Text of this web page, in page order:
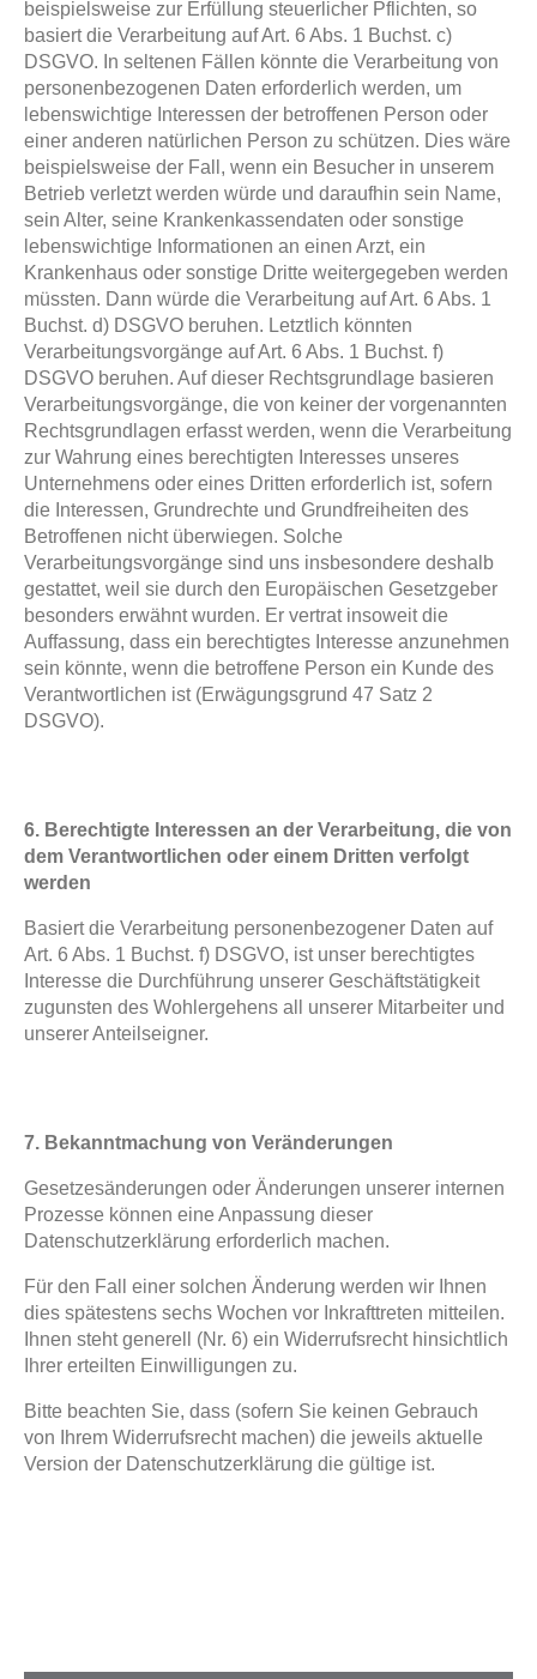
beispielsweise zur Erfüllung steuerlicher Pflichten, so
basiert die Verarbeitung auf Art. 6 Abs. 1 Buchst. c)
DSGVO. In seltenen Fällen könnte die Verarbeitung von
personenbezogenen Daten erforderlich werden, um
lebenswichtige Interessen der betroffenen Person oder
einer anderen natürlichen Person zu schützen. Dies wäre
beispielsweise der Fall, wenn ein Besucher in unserem
Betrieb verletzt werden würde und daraufhin sein Name,
sein Alter, seine Krankenkassendaten oder sonstige
lebenswichtige Informationen an einen Arzt, ein
Krankenhaus oder sonstige Dritte weitergegeben werden
müssten. Dann würde die Verarbeitung auf Art. 6 Abs. 1
Buchst. d) DSGVO beruhen. Letztlich könnten
Verarbeitungsvorgänge auf Art. 6 Abs. 1 Buchst. f)
DSGVO beruhen. Auf dieser Rechtsgrundlage basieren
Verarbeitungsvorgänge, die von keiner der vorgenannten
Rechtsgrundlagen erfasst werden, wenn die Verarbeitung
zur Wahrung eines berechtigten Interesses unseres
Unternehmens oder eines Dritten erforderlich ist, sofern
die Interessen, Grundrechte und Grundfreiheiten des
Betroffenen nicht überwiegen. Solche
Verarbeitungsvorgänge sind uns insbesondere deshalb
gestattet, weil sie durch den Europäischen Gesetzgeber
besonders erwähnt wurden. Er vertrat insoweit die
Auffassung, dass ein berechtigtes Interesse anzunehmen
sein könnte, wenn die betroffene Person ein Kunde des
Verantwortlichen ist (Erwägungsgrund 47 Satz 2
DSGVO).
6. Berechtigte Interessen an der Verarbeitung, die von
dem Verantwortlichen oder einem Dritten verfolgt
werden
Basiert die Verarbeitung personenbezogener Daten auf
Art. 6 Abs. 1 Buchst. f) DSGVO, ist unser berechtigtes
Interesse die Durchführung unserer Geschäftstätigkeit
zugunsten des Wohlergehens all unserer Mitarbeiter und
unserer Anteilseigner.
7. Bekanntmachung von Veränderungen
Gesetzesänderungen oder Änderungen unserer internen
Prozesse können eine Anpassung dieser
Datenschutzerklärung erforderlich machen.
Für den Fall einer solchen Änderung werden wir Ihnen
dies spätestens sechs Wochen vor Inkrafttreten mitteilen.
Ihnen steht generell (Nr. 6) ein Widerrufsrecht hinsichtlich
Ihrer erteilten Einwilligungen zu.
Bitte beachten Sie, dass (sofern Sie keinen Gebrauch
von Ihrem Widerrufsrecht machen) die jeweils aktuelle
Version der Datenschutzerklärung die gültige ist.